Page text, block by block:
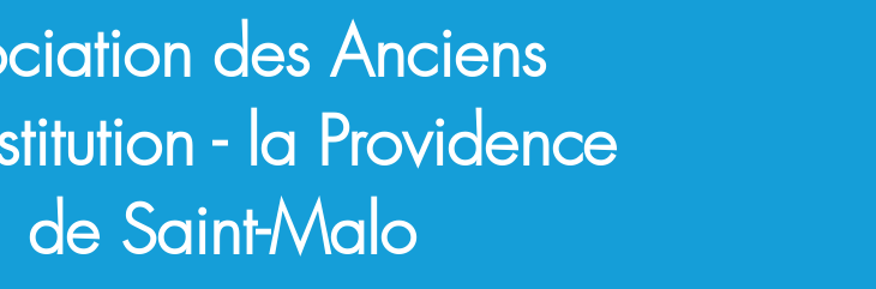
des Anciens
- la Providence
de Saint-Malo